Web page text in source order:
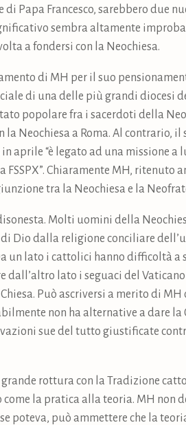
Papa Francesco, sarebbero due
sembra altamente
a fondersi con la Neochiesa.
di MH per il suo
di una delle più grandi
popolare fra i sacerdoti della
Neochiesa a Roma. Al contrario,
aprile “è legato ad una missione
Chiaramente MH, ritenuto
tra la Neochiesa e la
Molti uomini della
di Dio dalla religione conciliare
un lato i cattolici hanno difficoltà
dall’altro lato i seguaci del
Può ascriversi a merito di
non ha alternative a dare
sue del tutto giustificate
rottura con la Tradizione
come la pratica alla teoria. MH non
poteva, può ammettere che la